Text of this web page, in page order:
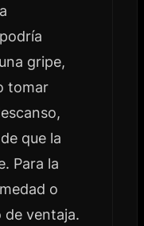
gripe,
tomar
que la
Para la
o
de ventaja.